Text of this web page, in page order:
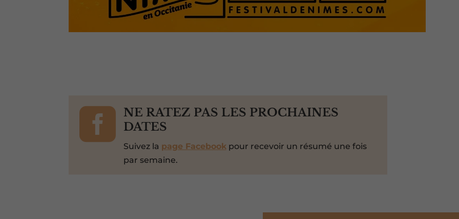

NE RATEZ PAS LES PROCHAINES
DATES
Suivez la page Facebookpour recevoir un résumé une fois
par semaine.